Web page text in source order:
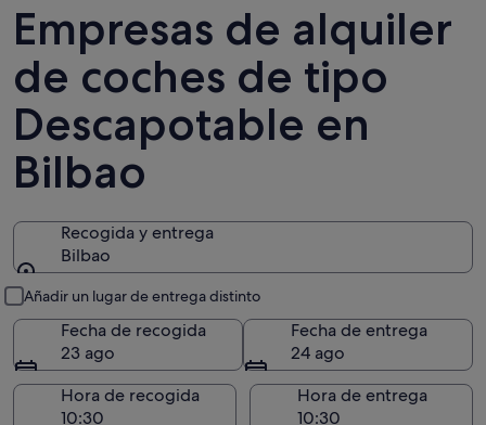
Empresas de alquiler
de coches de tipo
Descapotable en
Bilbao
Recogida y entrega
Bilbao
Añadir un lugar de entrega distinto
Fecha de recogida
23 ago
Fecha de entrega
24 ago
Hora de recogida
Hora de entrega